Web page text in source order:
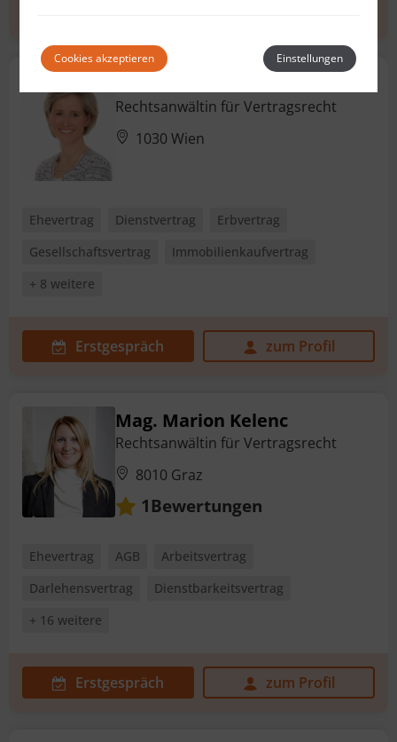
Rechtsanwältin für Vertragsrecht
1030 Wien
Ehevertrag Dienstvertrag
Erbvertrag
Gesellschaftsvertrag
Immobilienkaufvertrag
+ 8 weitere
Erstgespräch zum Profil
Mag. Marion Kelenc
Rechtsanwältin für Vertragsrecht
8010 Graz
1Bewertungen
Ehevertrag AGB
Arbeitsvertrag
Darlehensvertrag
Dienstbarkeitsvertrag
+ 16 weitere
Erstgespräch zum Profil
Cookies akzeptieren Einstellungen